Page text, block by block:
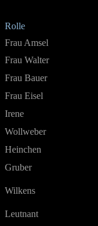
Rolle
Frau Amsel
Frau Walter
Frau Bauer
Frau Eisel
Irene
Wollweber
Heinchen
Gruber
Wilkens
Leutnant